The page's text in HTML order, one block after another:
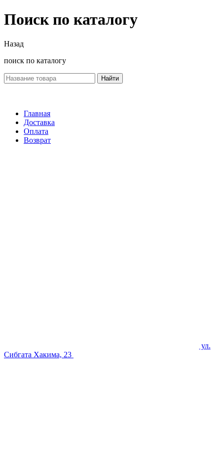
Поиск по каталогу
Назад
поиск по каталогу
Найти
Главная
Доставка
Оплата
Возврат
ул.
Сибгата Хакима, 23